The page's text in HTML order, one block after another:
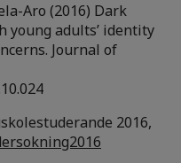
Aro (2016) Dark
young adults’ identity
Journal of
2016,